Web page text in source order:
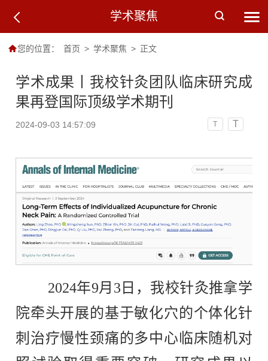
学术聚焦
您的位置： 首页 > 学术聚焦 > 正文
学术成果丨我校针灸团队临床研究成
果再登国际顶级学术期刊
2024-09-03 14:57:09 T T
2024年9月3日，我校针灸推拿学
院牵头开展的基于敏化穴的个体化针
刺治疗慢性颈痛的多中心临床随机对